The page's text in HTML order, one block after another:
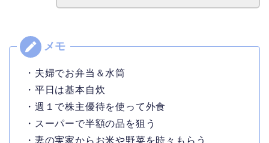
・夫婦でお弁当＆水筒
・平日は基本自炊
・週１で株主優待を使って外食
・スーパーで半額の品を狙う
・妻の実家からお米や野菜を時々もらう